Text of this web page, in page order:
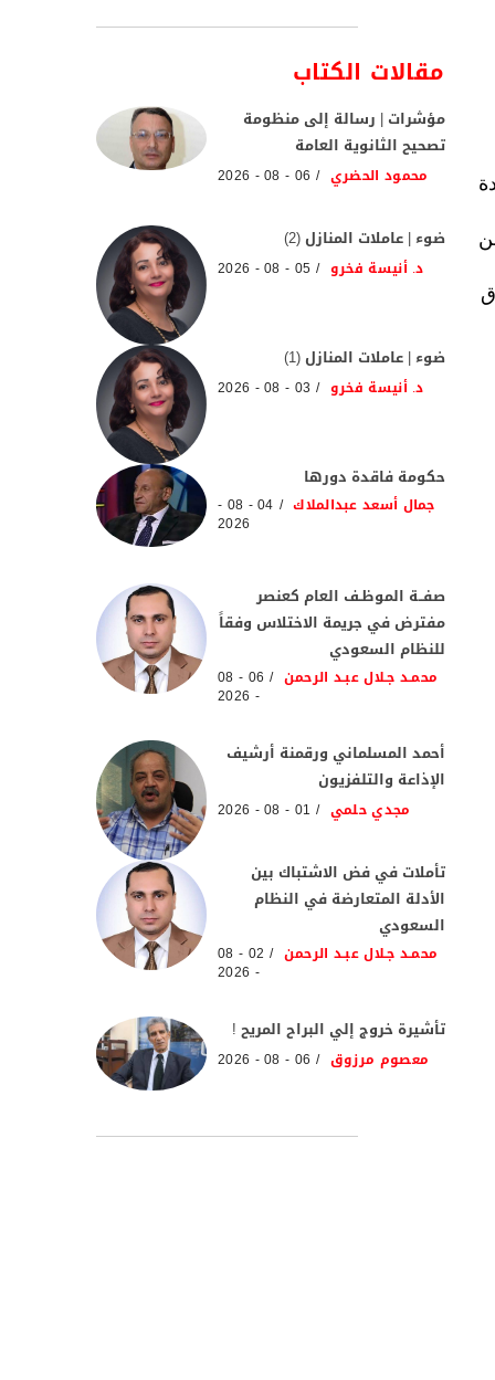
مقالات الكتاب
مؤشرات | رسالة إلى منظومة
تصحيح الثانوية العامة
محمود الحضري 06 - 08 - 2026
ضوء | عاملات المنازل (2)
د. أنيسة فخرو 05 - 08 - 2026
ضوء | عاملات المنازل (1)
د. أنيسة فخرو 03 - 08 - 2026
حكومة فاقدة دورها
جمال أسعد عبدالملاك 04 - 08 -
2026
صفــة الموظـف العام كعنصر
مفترض في جريمة الاختلاس وفقاً
للنظام السعودي
محمـد جـلال عبـد الرحمن 06 - 08
- 2026
أحمد المسلماني ورقمنة أرشيف
الإذاعة والتلفزيون
مجدي حلمي 01 - 08 - 2026
تأملات في فض الاشتباك بين
الأدلة المتعارضة في النظام
السعودي
محمـد جـلال عبـد الرحمن 02 - 08
- 2026
تأشيرة خروج إلي البراح المريح !
معصوم مرزوق 06 - 08 - 2026